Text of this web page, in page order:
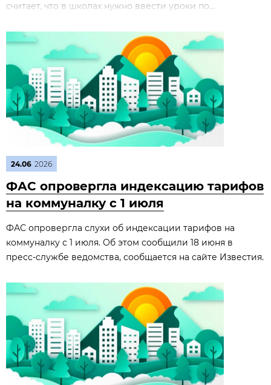
считает, что в школах нужно ввести уроки по...
24.06 2026
ФАС опровергла индексацию тарифов
на коммуналку с 1 июля
ФАС опровергла слухи об индексации тарифов на
коммуналку с 1 июля. Об этом сообщили 18 июня в
пресс‑службе ведомства, сообщается на сайте Известия.